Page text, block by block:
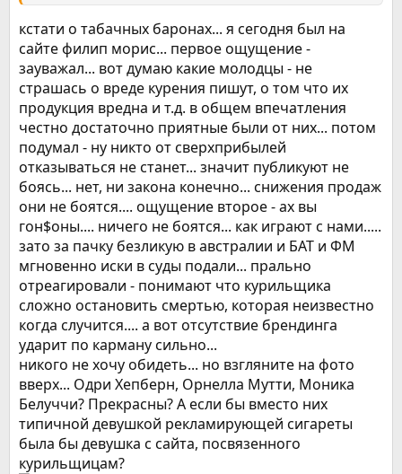
кстати о табачных баронах... я сегодня был на
сайте филип морис... первое ощущение -
зауважал... вот думаю какие молодцы - не
страшась о вреде курения пишут, о том что их
продукция вредна и т.д. в общем впечатления
честно достаточно приятные были от них... потом
подумал - ну никто от сверхприбылей
отказываться не станет... значит публикуют не
боясь... нет, ни закона конечно... снижения продаж
они не боятся.... ощущение второе - ах вы
гон$оны.... ничего не боятся... как играют с нами.....
зато за пачку безликую в австралии и БАТ и ФМ
мгновенно иски в суды подали... прально
отреагировали - понимают что курильщика
сложно остановить смертью, которая неизвестно
когда случится.... а вот отсутствие брендинга
ударит по карману сильно...
никого не хочу обидеть... но взгляните на фото
вверх... Одри Хепберн, Орнелла Мутти, Моника
Белуччи? Прекрасны? А если бы вместо них
типичной девушкой рекламирующей сигареты
была бы девушка с сайта, посвязенного
курильщицам?